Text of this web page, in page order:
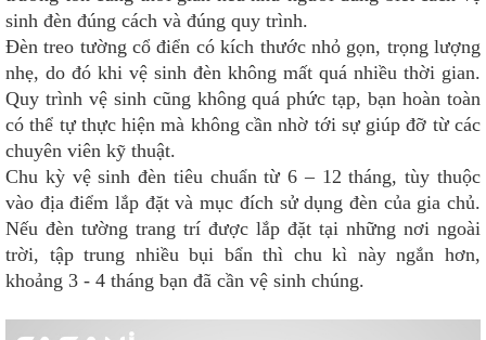
sinh đèn đúng cách và đúng quy trình.
Đèn treo tường cổ điển có kích thước nhỏ gọn, trọng lượng
nhẹ, do đó khi vệ sinh đèn không mất quá nhiều thời gian.
Quy trình vệ sinh cũng không quá phức tạp, bạn hoàn toàn
có thể tự thực hiện mà không cần nhờ tới sự giúp đỡ từ các
chuyên viên kỹ thuật.
Chu kỳ vệ sinh đèn tiêu chuẩn từ 6 – 12 tháng, tùy thuộc
vào địa điểm lắp đặt và mục đích sử dụng đèn của gia chủ.
Nếu đèn tường trang trí được lắp đặt tại những nơi ngoài
trời, tập trung nhiều bụi bẩn thì chu kì này ngắn hơn,
khoảng 3 - 4 tháng bạn đã cần vệ sinh chúng.